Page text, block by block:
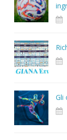
Gli